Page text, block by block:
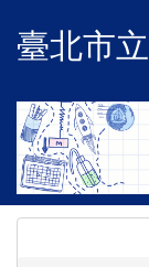
到
內
區
臺北市